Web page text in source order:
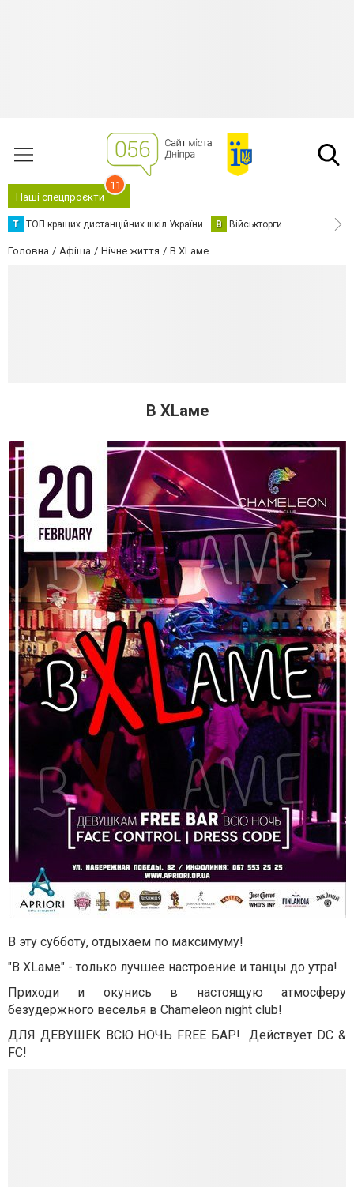
Наші спецпроєкти
11
Т ТОП кращих дистанційних шкіл України В Військторги
Головна Афіша Нічне життя В XLаме
В XLаме
В эту субботу, отдыхаем по максимуму!
"В XLаме" - только лучшее настроение и танцы до утра!
Приходи и окунись в настоящую атмосферу
безудержного веселья в Chameleon night club!
ДЛЯ ДЕВУШЕК ВСЮ НОЧЬ FREE БАР! Действует DC &
FC!